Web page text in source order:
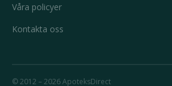
Våra policyer
Kontakta oss
© 2012 – 2026 ApoteksDirect